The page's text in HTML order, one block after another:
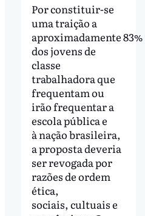
Por constituir-se
uma traição a
aproximadamente 83%
dos jovens de
classe
trabalhadora que
frequentam ou
irão frequentar a
escola pública e
à nação brasileira,
a proposta deveria
ser revogada por
razões de ordem
ética,
sociais, cultuais e